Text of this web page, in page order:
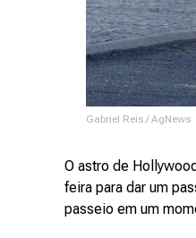
Gabriel Reis / AgNews
O astro de
feira para dar um
passeio em um